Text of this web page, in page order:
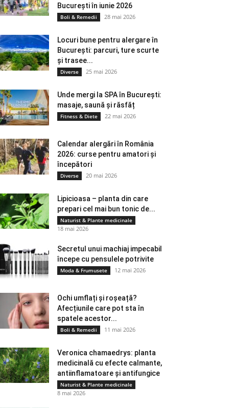
București în iunie 2026
Boli & Remedii 28 mai 2026
Locuri bune pentru alergare în
București: parcuri, ture scurte
și trasee...
Diverse 25 mai 2026
Unde mergi la SPA în București:
masaje, saună și răsfăț
Fitness & Diete 22 mai 2026
Calendar alergări în România
2026: curse pentru amatori și
începători
Diverse 20 mai 2026
Lipicioasa – planta din care
prepari cel mai bun tonic de...
Naturist & Plante medicinale
18 mai 2026
Secretul unui machiaj impecabil
începe cu pensulele potrivite
Moda & Frumusete 12 mai 2026
Ochi umflați și roșeață?
Afecțiunile care pot sta în
spatele acestor...
Boli & Remedii 11 mai 2026
Veronica chamaedrys: planta
medicinală cu efecte calmante,
antiinflamatoare și antifungice
Naturist & Plante medicinale
8 mai 2026